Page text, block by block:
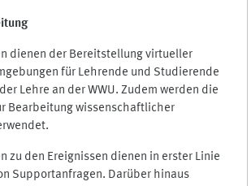
dienen der Bereitstellung virtueller
für Lehrende und Studierende
Lehre an der WWU. Zudem werden die
Bearbeitung wissenschaftlicher
zu den Ereignissen dienen in erster Linie
Supportanfragen. Darüber hinaus